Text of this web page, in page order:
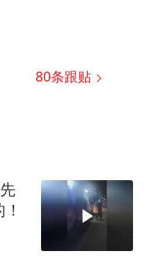
80条跟贴